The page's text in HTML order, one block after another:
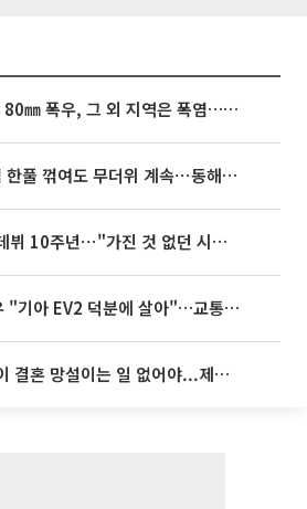
동해안은 시간당 80㎜ 폭우, 그 외 지역은 폭염…‘극과 극 날씨’
[내일 날씨] 폭염 한풀 꺾여도 무더위 계속⋯동해안 이틀 연속 비
임영웅, 어느덧 데뷔 10주년⋯"가진 것 없던 시절, 내 앞엔 20명의 팬뿐"
'굿 윌 헌팅' 배우 "기아 EV2 덕분에 살아"…교통사고 후 안전성 극찬
李대통령 “청년이 결혼 망설이는 일 없어야...제도상 불이익 조사”